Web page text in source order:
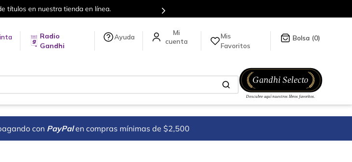
títulos en nuestra tienda en línea.
Radio
Gandhi
Ayuda
Mis
Favoritos
0
con PayPal en compras mínimas de $2,500